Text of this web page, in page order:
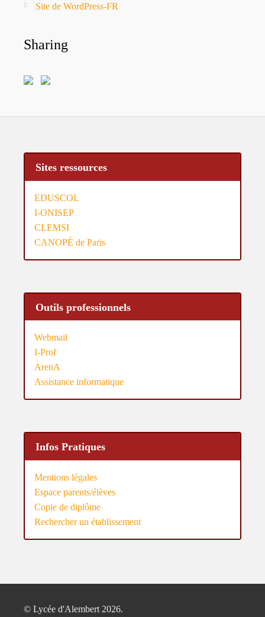
Site de WordPress-FR
Sharing
Sites ressources
EDUSCOL
I-ONISEP
CLEMSI
CANOPÉ de Paris
Outils professionnels
Webmail
I-Prof
ArenA
Assistance informatique
Infos Pratiques
Mentions légales
Espace parents/élèves
Copie de diplôme
Rechercher un établissement
© Lycée d'Alembert 2026.